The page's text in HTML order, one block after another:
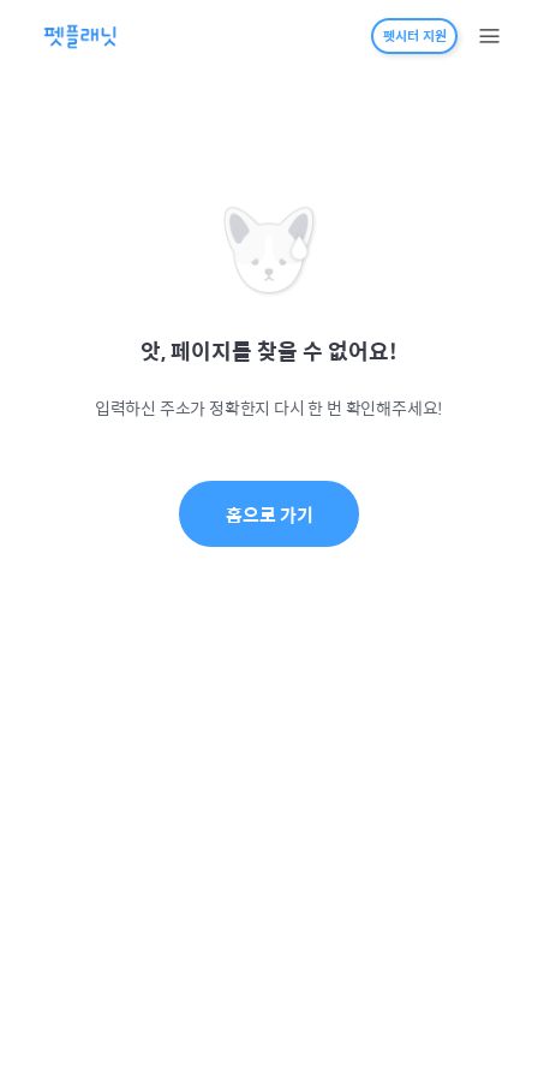
펫시터 지원
앗, 페이지를 찾을 수 없어요!
입력하신 주소가 정확한지 다시 한 번 확인해주세요!
홈으로 가기